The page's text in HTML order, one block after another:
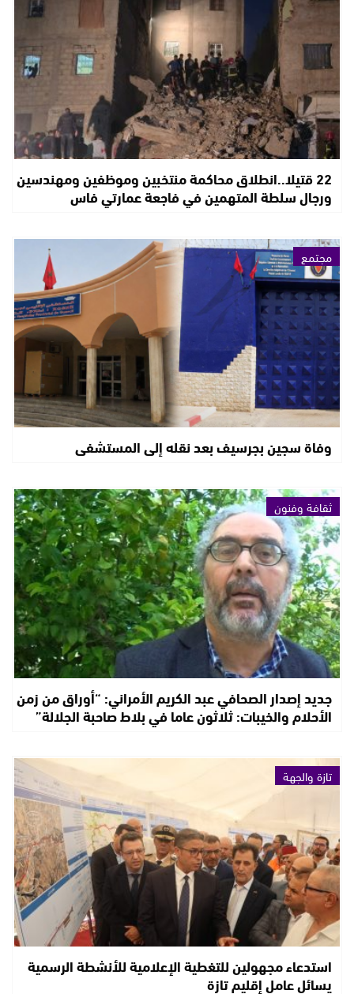
22 قتيلا..انطلاق محاكمة منتخبين وموظفين ومهندسين
ورجال سلطة المتهمين في فاجعة عمارتي فاس
مجتمع
وفاة سجين بجرسيف بعد نقله إلى المستشفى
ثقافة وفنون
جديد إصدار الصحافي عبد الكريم الأمراني: “أوراق من زمن
الأحلام والخيبات: ثلاثون عاما في بلاط صاحبة الجلالة”
تازة والجهة
استدعاء مجهولين للتغطية الإعلامية للأنشطة الرسمية
يسائل عامل إقليم تازة